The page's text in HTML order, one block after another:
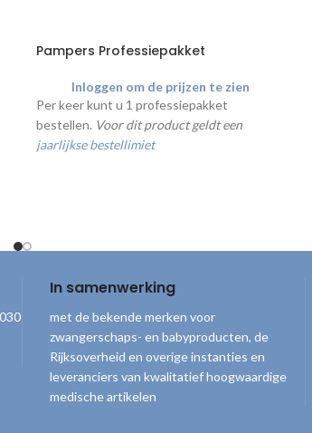
Pampers Professiepakket
Inloggen om de prijzen te zien
Per keer kunt u 1 professiepakket
bestellen. Voor dit product geldt een
jaarlijkse bestellimiet
In samenwerking
met de bekende merken voor
zwangerschaps- en babyproducten, de
Rijksoverheid en overige instanties en
leveranciers van kwalitatief hoogwaardige
medische artikelen